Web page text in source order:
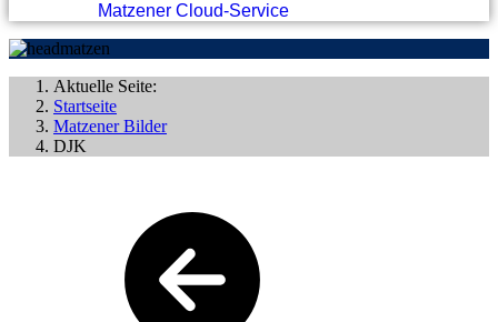
Matzener Cloud-Service
Aktuelle Seite:
Startseite
Matzener Bilder
DJK